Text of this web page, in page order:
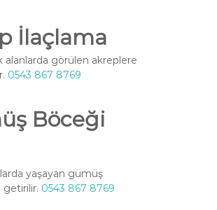
İlaçlama
alanlarda görülen akreplere
0543 867 8769
Böceği
yaşayan gümüş
getirilir. 0543 867 8769